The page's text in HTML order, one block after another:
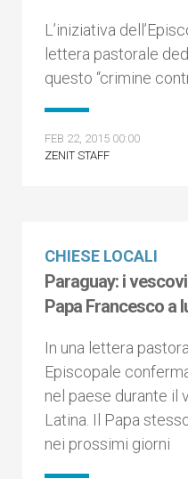
L’iniziativa
lettera pastorale
questo “crimine
FEB 22, 2015 00:00
ZENIT STAFF
CHIESE LOCALI
Paraguay: i
Papa Francesco a
In una lettera
Episcopale
nel paese durante il
Latina. Il Papa
nei prossimi giorni